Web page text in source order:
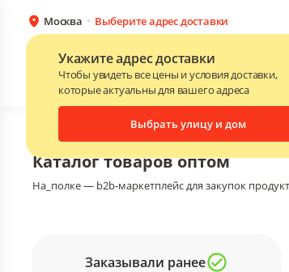
Москва Выберите адрес доставки
Укажите адрес доставки
Чтобы увидеть все цены и условия доставки,
которые актуальны для вашего адреса
Выбрать улицу и дом
Каталог
БрендыПрайс-листы поставщиков
Каталог
Каталог товаров оптом
На_полке — b2b-маркетплейс для закупок
Заказывали ранее